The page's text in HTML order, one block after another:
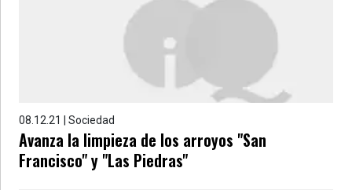
08.12.21 | Sociedad
Avanza la limpieza de los arroyos "San
Francisco" y "Las Piedras"